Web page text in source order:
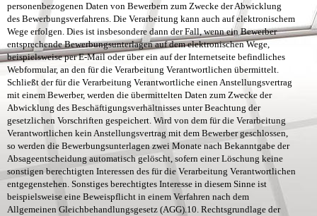
personenbezogenen Daten von Bewerbern zum Zwecke der Abwicklung
des Bewerbungsverfahrens. Die Verarbeitung kann auch auf elektronischem
Wege erfolgen. Dies ist insbesondere dann der Fall, wenn ein Bewerber
entsprechende Bewerbungsunterlagen auf dem elektronischen Wege,
beispielsweise per E-Mail oder über ein auf der Internetseite befindliches
Webformular, an den für die Verarbeitung Verantwortlichen übermittelt.
Schließt der für die Verarbeitung Verantwortliche einen Anstellungsvertrag
mit einem Bewerber, werden die übermittelten Daten zum Zwecke der
Abwicklung des Beschäftigungsverhältnisses unter Beachtung der
gesetzlichen Vorschriften gespeichert. Wird von dem für die Verarbeitung
Verantwortlichen kein Anstellungsvertrag mit dem Bewerber geschlossen,
so werden die Bewerbungsunterlagen zwei Monate nach Bekanntgabe der
Absageentscheidung automatisch gelöscht, sofern einer Löschung keine
sonstigen berechtigten Interessen des für die Verarbeitung Verantwortlichen
entgegenstehen. Sonstiges berechtigtes Interesse in diesem Sinne ist
beispielsweise eine Beweispflicht in einem Verfahren nach dem
Allgemeinen Gleichbehandlungsgesetz (AGG).10. Rechtsgrundlage der